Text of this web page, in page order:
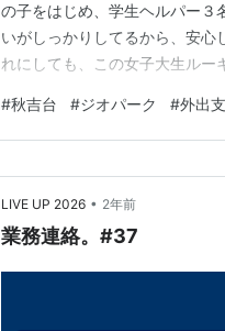
の子をはじめ、学生ヘルパー３
いがしっかりしてるから、安心
れにしても、この女子大生ルー
も物怖じせずシフトを埋めてく
えたあと、彼女はボクに向か
#秋吉台 #ジオパーク #外出
LIVE UP 2026 • 2年前
業務連絡。#37